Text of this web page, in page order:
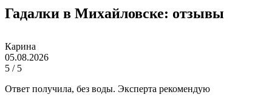
Гадалки в Михайловске: отзывы
Карина
05.08.2026
5 / 5
Ответ получила, без воды. Эксперта рекомендую